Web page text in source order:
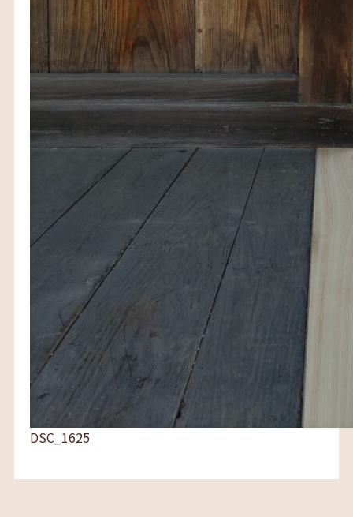
DSC_1625